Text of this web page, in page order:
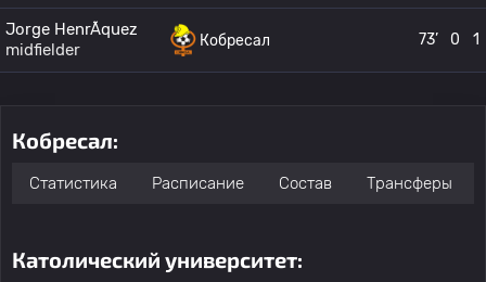
Jorge HenrÃ­quez
midfielder
Кобресал 73’ 0 1
Кобресал:
Статистика Расписание Состав Трансферы
Католический университет: